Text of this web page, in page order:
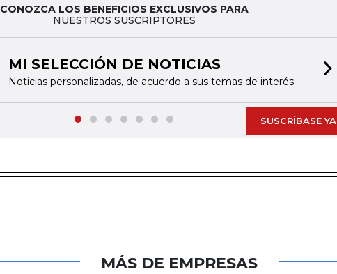
CONOZCA LOS BENEFICIOS EXCLUSIVOS PARA
NUESTROS SUSCRIPTORES
MI SELECCIÓN DE NOTICIAS
Noticias personalizadas, de acuerdo a sus temas de interés
SUSCRÍBASE YA
MÁS DE EMPRESAS